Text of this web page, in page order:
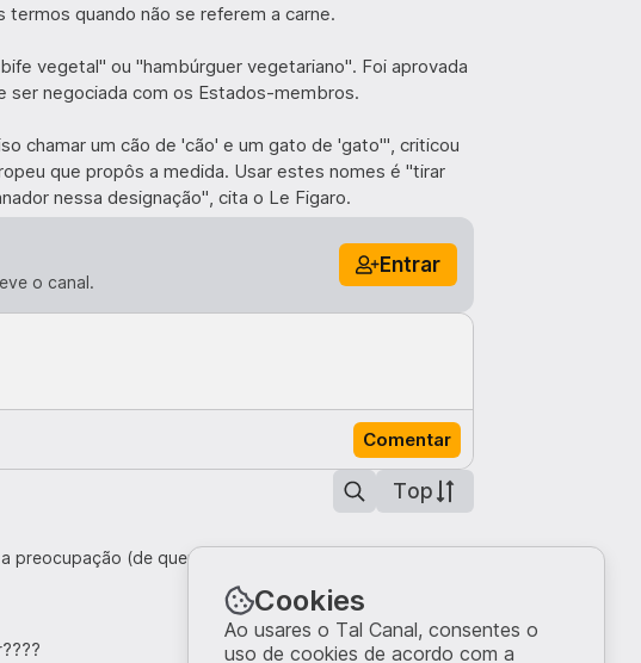
quando não se referem a carne.
vegetal" ou "hambúrguer vegetariano". Foi aprovada
negociada com os Estados-membros.
chamar um cão de 'cão' e um gato de 'gato'", criticou
que propôs a medida. Usar estes nomes é "tirar
nessa designação", cita o Le Figaro.
o canal.
Entrar
Comentar
Top
preocupação (de quem faz estas votações)
Cookies
Ao usares o Tal Canal, consentes o
uso de cookies de acordo com a